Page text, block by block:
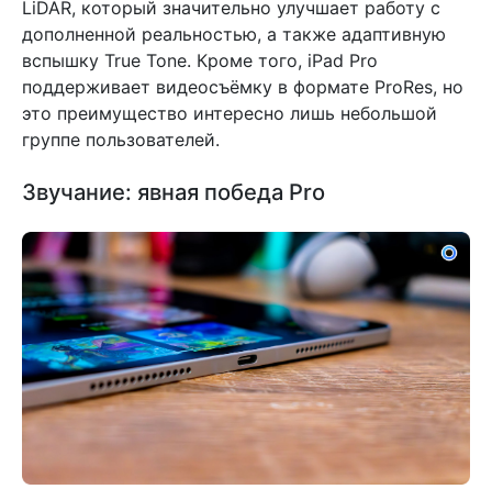
LiDAR, который значительно улучшает работу с
дополненной реальностью, а также адаптивную
вспышку True Tone. Кроме того, iPad Pro
поддерживает видеосъёмку в формате ProRes, но
это преимущество интересно лишь небольшой
группе пользователей.
Звучание: явная победа Pro